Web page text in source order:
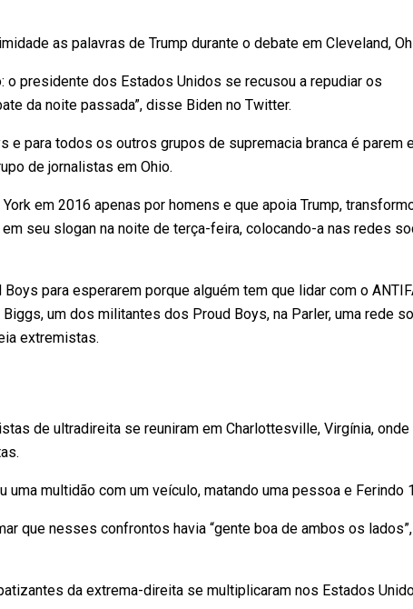
as palavras de Trump durante o debate em Cleveland,
o presidente dos Estados Unidos se recusou a repudiar os
da noite passada”, disse Biden no Twitter.
e para todos os outros grupos de supremacia branca é parem
de jornalistas em Ohio.
em 2016 apenas por homens e que apoia Trump,
em seu slogan na noite de terça-feira, colocando-a nas redes
para esperarem porque alguém tem que lidar com o
um dos militantes dos Proud Boys, na Parler, uma rede
extremistas.
de ultradireita se reuniram em Charlottesville, Virgínia, onde
multidão com um veículo, matando uma pessoa e Ferindo
que nesses confrontos havia “gente boa de ambos os
da extrema-direita se multiplicaram nos Estados